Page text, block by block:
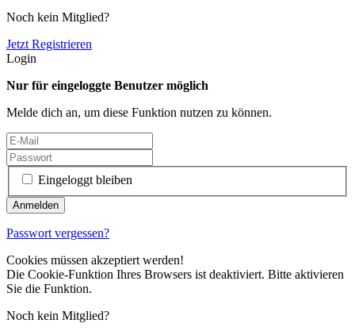
Noch kein Mitglied?
Jetzt Registrieren
Login
Nur für eingeloggte Benutzer möglich
Melde dich an, um diese Funktion nutzen zu können.
Eingeloggt bleiben
Passwort vergessen?
Cookies müssen akzeptiert werden!
Die Cookie-Funktion Ihres Browsers ist deaktiviert. Bitte aktivieren
Sie die Funktion.
Noch kein Mitglied?